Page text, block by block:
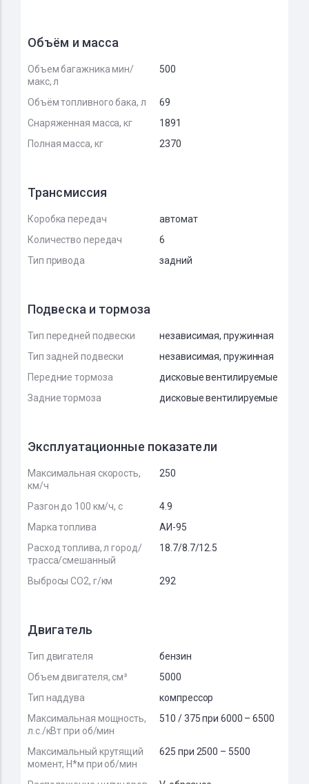
Объём и масса
Объем багажника мин/
макс, л
500
Объём топливного бака, л
69
Снаряженная масса, кг
1891
Полная масса, кг
2370
Трансмиссия
Коробка передач
автомат
Количество передач
6
Тип привода
задний
Подвеска и тормоза
Тип передней подвески
независимая, пружинная
Тип задней подвески
независимая, пружинная
Передние тормоза
дисковые вентилируемые
Задние тормоза
дисковые вентилируемые
Эксплуатационные показатели
Максимальная скорость,
км/ч
250
Разгон до 100 км/ч, с
4.9
Марка топлива
АИ-95
Расход топлива, л город/
трасса/смешанный
18.7/8.7/12.5
Выбросы CO2, г/км 292
Двигатель
Тип двигателя
бензин
Объем двигателя, см³
5000
Тип наддува
компрессор
Максимальная мощность,
л.с./кВт при об/мин
510 / 375 при 6000 – 6500
Максимальный крутящий
момент, Н*м при об/мин
625 при 2500 – 5500